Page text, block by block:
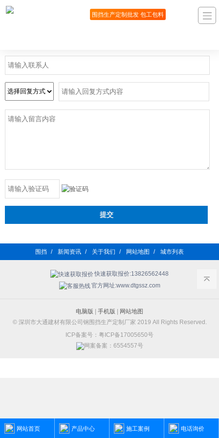
围挡生产定制批发 包工包料
我要留言
围挡 / 新闻资讯 / 关于我们 / 网站地图 / 城市列表
快速获取报价:13826562448
官方网址:www.dtgssz.com
电脑版 | 手机版 | 网站地图
© 深圳市大通建材有限公司钢围挡生产定制厂家 2019 All Rights Reserved.
ICP备案号：粤ICP备17005650号
网案备案：6554557号
网站首页 产品中心 施工案例 电话询价